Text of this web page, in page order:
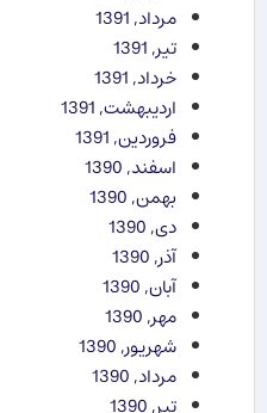
مرداد, 1391
تیر, 1391
خرداد, 1391
اردیبهشت, 1391
فروردین, 1391
اسفند, 1390
بهمن, 1390
دی, 1390
آذر, 1390
آبان, 1390
مهر, 1390
شهریور, 1390
مرداد, 1390
تیر, 1390